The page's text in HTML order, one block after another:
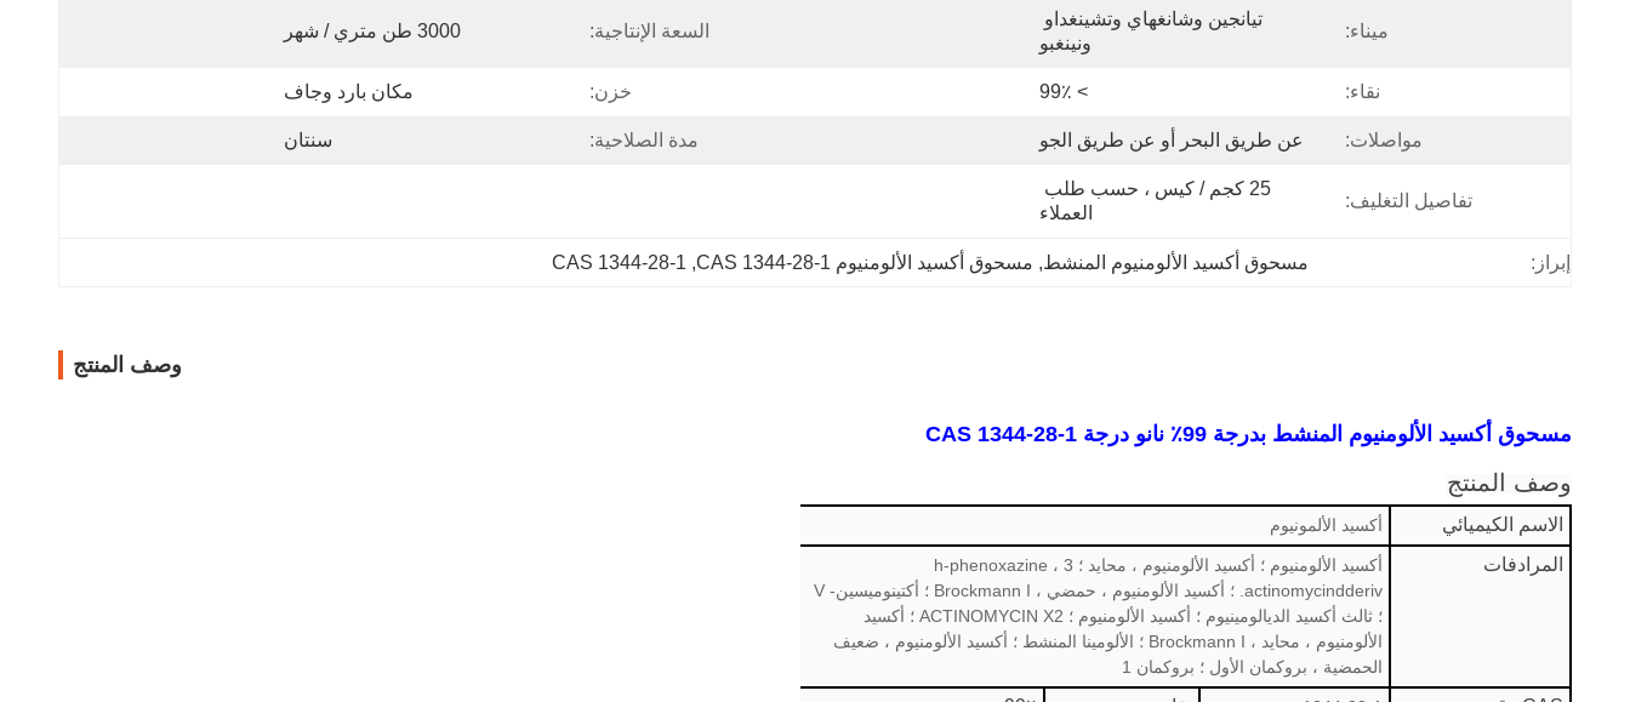
ميناء:
ونينغبو
السعة الإنتاجية: 3000 طن متري / شهر
نقاء: > 99٪ خزن: مكان بارد وجاف
مواصلات: عن طريق البحر أو عن طريق الجو مدة الصلاحية: سنتان
تفاصيل التغليف:
العملاء
إبراز: مسحوق أكسيد الألومنيوم المنشط, مسحوق أكسيد الألومنيوم CAS 1344-28-1 ,
CAS 1344-28-1
وصف المنتج
مسحوق أكسيد الألومنيوم المنشط بدرجة 99٪ نانو درجة CAS 1344-28-1
وصف المنتج
الاسم الكيميائي أكسيد الألمونيوم
المرادفات
أكسيد الألومنيوم ؛ أكسيد الألومنيوم ، محايد ؛ 3 h-phenoxazine ،
actinomycindderiv. ؛ أكسيد الألومنيوم ، حمضي ، Brockmann I ؛ أكتينوميسين- V
؛ ثالث أكسيد الديالومينيوم ؛ أكسيد الألومنيوم ؛ ACTINOMYCIN X2 ؛ أكسيد
الألومنيوم ، محايد ، Brockmann I ؛ الألومينا المنشط ؛ أكسيد الألومنيوم ، ضعيف
الحمضية ، بروكمان الأول ؛ بروكمان 1